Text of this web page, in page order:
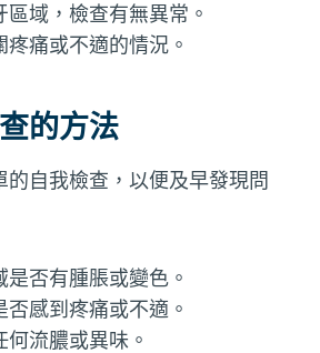
域，檢查有無異常。
痛或不適的情況。
的方法
的自我檢查，以便及早發現問
否有腫脹或變色。
否感到疼痛或不適。
流膿或異味。